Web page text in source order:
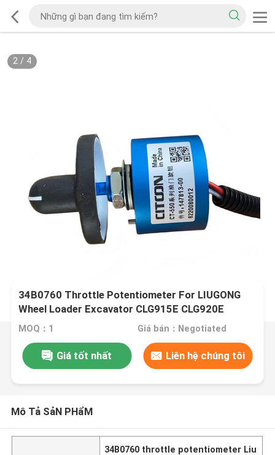
2/ 4
34B0760 Throttle Potentiometer For LIUGONG
Wheel Loader Excavator CLG915E CLG920E
CLG933E CLG948E / 950E / 952E
MOQ：1 Giá bán：Negotiated
Giá tốt nhất Liên hệ chúng tôi
Mô Tả SảN PHẩM
34B0760 throttle potentiometer Liu